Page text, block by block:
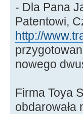
- Dla Pana
Patentowi,
http://
nowego
Firma Toya
obdarowała